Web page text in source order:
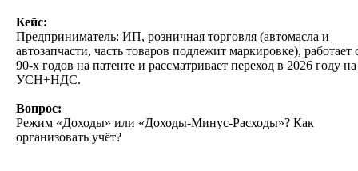
Кейс:
Предприниматель: ИП, розничная торговля (автомасла и
автозапчасти, часть товаров подлежит маркировке), работает
90-х годов на патенте и рассматривает переход в 2026 году на
УСН+НДС.
Вопрос:
Режим «Доходы» или «Доходы-Минус-Расходы»? Как
организовать учёт?